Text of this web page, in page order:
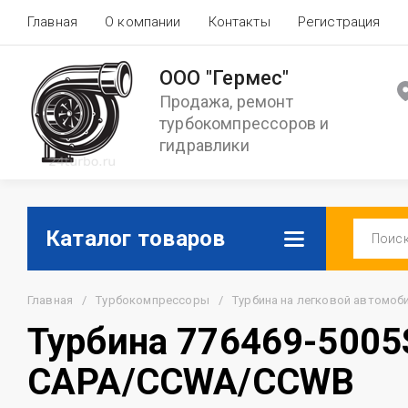
Главная О компании Контакты Регистрация
ООО "Гермес"
Продажа, ремонт
турбокомпрессоров и
гидравлики
Каталог товаров
Главная / Турбокомпрессоры / Турбина на легковой
Турбина 776469-
CAPA/CCWA/CCWB